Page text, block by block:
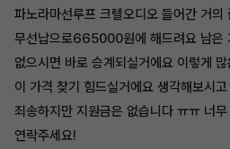
파노라마선루프 크렐오디오 들어간 거의
무선납으로665000원에 해드려요 남은
없으시면 바로 승계되실거에요 이렇게
이 가격 찾기 힘드실거에요 생각해보시
죄송하지만 지원금은 없습니다 ㅠㅠ 너
연락주세요!